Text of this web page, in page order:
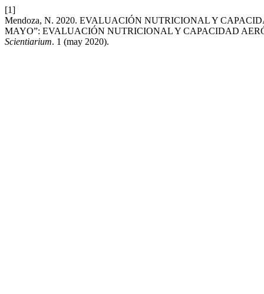
[1]
Mendoza, N. 2020. EVALUACIÓN NUTRICIONAL Y
MAYO”: EVALUACIÓN NUTRICIONAL Y CAPACIDAD
Scientiarium. 1 (may 2020).